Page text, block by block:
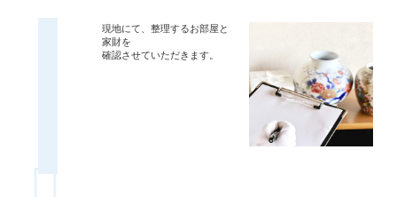
現地にて、整理するお部屋と
家財を
確認させていただきます。